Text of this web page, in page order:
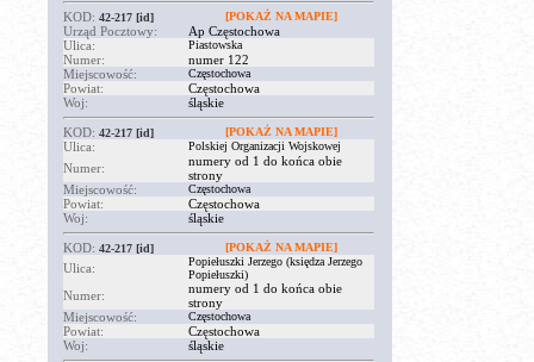
KOD: 42-217 [id] [POKAŻ NA MAPIE]
Urząd Pocztowy:
Ap Częstochowa
Ulica:
Piastowska
Numer:
numer 122
Miejscowość:
Częstochowa
Powiat:
Częstochowa
Woj:
śląskie
KOD: 42-217 [id] [POKAŻ NA MAPIE]
Ulica: Polskiej Organizacji Wojskowej
Numer:
numery od 1 do końca obie
strony
Miejscowość:
Częstochowa
Powiat:
Częstochowa
Woj:
śląskie
KOD: 42-217 [id] [POKAŻ NA MAPIE]
Ulica:
Popiełuszki Jerzego (księdza Jerzego
Popiełuszki)
Numer:
numery od 1 do końca obie
strony
Miejscowość:
Częstochowa
Powiat:
Częstochowa
Woj:
śląskie